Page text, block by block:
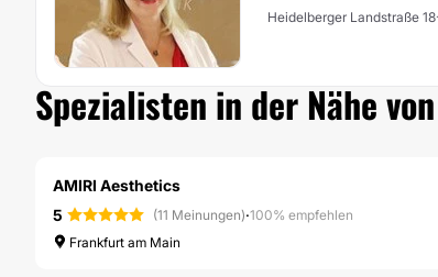
Heidelberger Landstraße
Spezialisten in der Nähe
AMIRI Aesthetics
5
(11 Meinungen)·100% empfehlen
Frankfurt am Main